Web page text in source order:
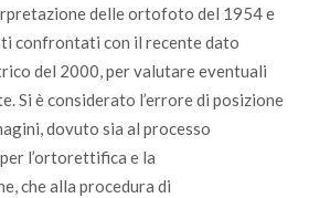
delle ortofoto del 1954 e
confrontati con il recente dato
del 2000, per valutare eventuali
Si è considerato l’errore di posizione
dovuto sia al processo
l’ortorettifica e la
che alla procedura di